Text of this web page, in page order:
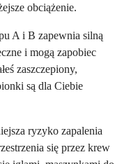
obciążenie.
A i B zapewnia silną
i mogą zapobiec
zaszczepiony,
są dla Ciebie
ryzyko zapalenia
się przez krew